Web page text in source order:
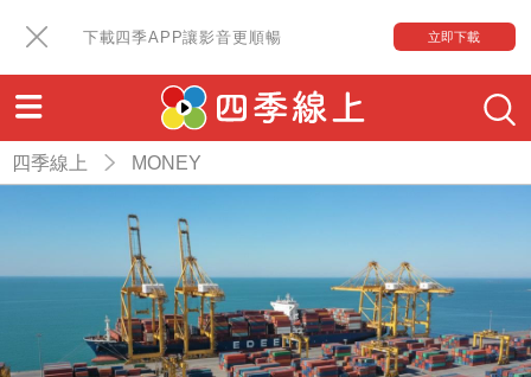
下載四季APP讓影音更順暢 立即下載
四季線上 MONEY